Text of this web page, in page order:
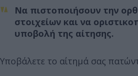
Να πιστοποιήσουν την
στοιχείων και να
υποβολή της αίτησης.
Υποβάλετε το αίτημά σας